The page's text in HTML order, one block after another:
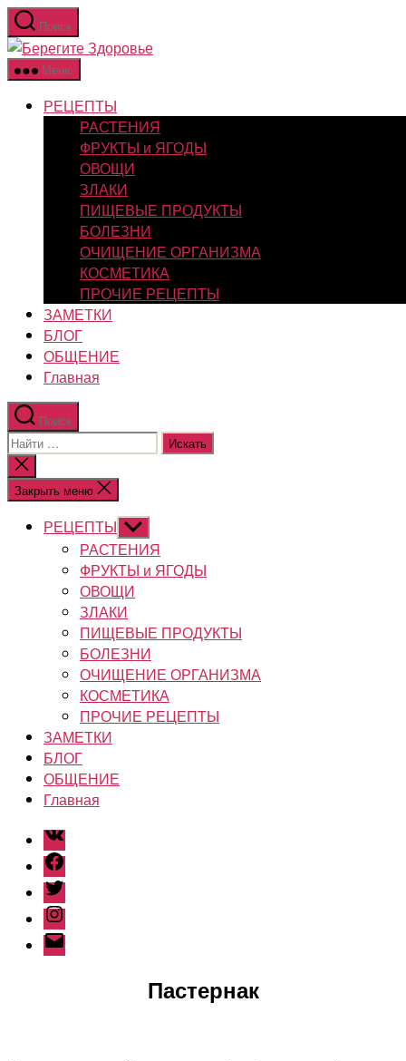
Перейти
к
содержимому
Поиск
Берегите
Меню
РЕЦЕПТЫ
РАСТЕНИЯ
ФРУКТЫ и ЯГОДЫ
ОВОЩИ
ЗЛАКИ
ПИЩЕВЫЕ ПРОДУКТЫ
БОЛЕЗНИ
ОЧИЩЕНИЕ ОРГАНИЗМА
КОСМЕТИКА
ПРОЧИЕ РЕЦЕПТЫ
ЗАМЕТКИ
БЛОГ
ОБЩЕНИЕ
Главная
Поиск
Поиск:
Закрыть
поиск
Закрыть меню
РЕЦЕПТЫ Показывать
подменю
РАСТЕНИЯ
ФРУКТЫ и ЯГОДЫ
ОВОЩИ
ЗЛАКИ
ПИЩЕВЫЕ ПРОДУКТЫ
БОЛЕЗНИ
ОЧИЩЕНИЕ ОРГАНИЗМА
КОСМЕТИКА
ПРОЧИЕ РЕЦЕПТЫ
ЗАМЕТКИ
БЛОГ
ОБЩЕНИЕ
Главная
ВКонтакте
Facebook
Twitter
Instagram
Наш
емайл
Пастернак